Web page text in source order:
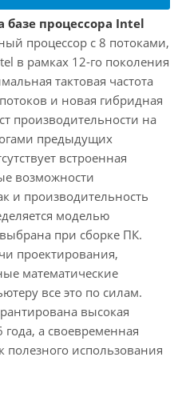
базе процессора Intel
процессор с 8 потоками,
в рамках 12-го поколения
тактовая частота
и новая гибридная
производительности на
предыдущих
встроенная
возможности
и производительность
моделью
при сборке ПК.
проектирования,
математические
все это по силам.
высокая
а своевременная
полезного использования